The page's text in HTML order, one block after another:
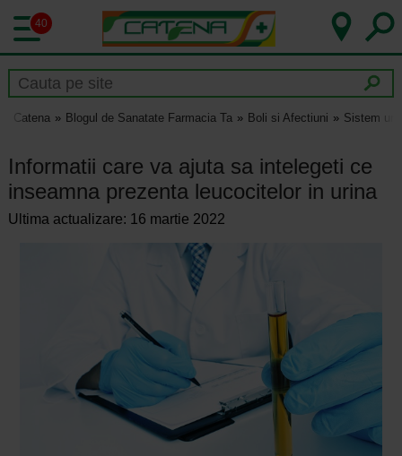
40
Catena Blogul de Sanatate Farmacia Ta Boli si Afectiuni Sistem
Informatii care va ajuta sa intelegeti ce
inseamna prezenta leucocitelor in urina
Ultima actualizare: 16 martie 2022